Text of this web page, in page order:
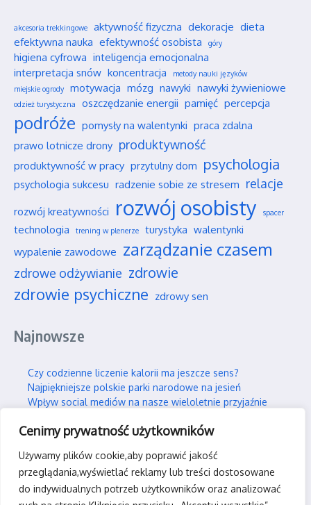
Cenimy prywatność użytkowników
Używamy plików cookie,aby poprawić jakość
przeglądania,wyświetlać reklamy lub treści dostosowane
do indywidualnych potrzeb użytkowników oraz analizować
akcesoria trekkingowe aktywność fizyczna dekoracje dieta
efektywna nauka efektywność osobista góry
higiena cyfrowa inteligencja emocjonalna
interpretacja snów koncentracja
metody nauki języków
miejskie ogrody
motywacja mózg nawyki nawyki żywieniowe
odzież turystyczna oszczędzanie energii pamięć percepcja
podróże pomysły na walentynki praca zdalna
prawo lotnicze drony produktywność
produktywność w pracy przytulny dom psychologia
psychologia sukcesu radzenie sobie ze stresem relacje
rozwój kreatywności rozwój osobisty spacer
technologia trening w plenerze turystyka walentynki
wypalenie zawodowe zarządzanie czasem
zdrowe odżywianie zdrowie
zdrowie psychiczne zdrowy sen
Najnowsze
Czy codzienne liczenie kalorii ma jeszcze sens?
Najpiękniejsze polskie parki narodowe na jesień
Wpływ social mediów na nasze wieloletnie przyjaźnie
Jak skutecznie wspierać swojego partnera w silnym stresie?
Kontakt